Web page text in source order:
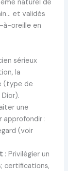
naturel de
et validés
à-oreille en
sérieux
la
(type de
une
approfondir :
(voir
: Privilégier un
certifications,